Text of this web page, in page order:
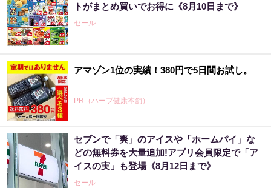
トがまとめ買いでお得に《8月10日まで》
セール
アマゾン1位の実績！380円で5日間お試し。
PR（ハーブ健康本舗）
【宝くじの裏技】当たる側に回るか、このま
まか
PR（合同会社デジタルファーム ）
セブンで「爽」のアイスや「ホームパイ」な
どの無料券を大量追加!アプリ会員限定で「ア
イスの実」も登場《8月12日まで》
セール